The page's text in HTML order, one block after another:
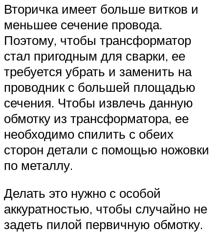
Вторичка имеет больше витков и
меньшее сечение провода.
Поэтому, чтобы трансформатор
стал пригодным для сварки, ее
требуется убрать и заменить на
проводник с большей площадью
сечения. Чтобы извлечь данную
обмотку из трансформатора, ее
необходимо спилить с обеих
сторон детали с помощью ножовки
по металлу.
Делать это нужно с особой
аккуратностью, чтобы случайно не
задеть пилой первичную обмотку.